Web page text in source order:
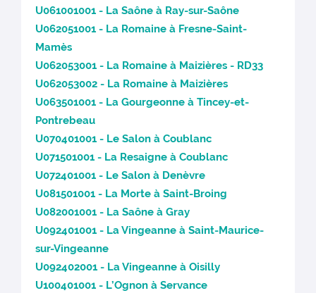
U061001001 - La Saône à Ray-sur-Saône
U062051001 - La Romaine à Fresne-Saint-
Mamès
U062053001 - La Romaine à Maizières - RD33
U062053002 - La Romaine à Maizières
U063501001 - La Gourgeonne à Tincey-et-
Pontrebeau
U070401001 - Le Salon à Coublanc
U071501001 - La Resaigne à Coublanc
U072401001 - Le Salon à Denèvre
U081501001 - La Morte à Saint-Broing
U082001001 - La Saône à Gray
U092401001 - La Vingeanne à Saint-Maurice-
sur-Vingeanne
U092402001 - La Vingeanne à Oisilly
U100401001 - L’Ognon à Servance